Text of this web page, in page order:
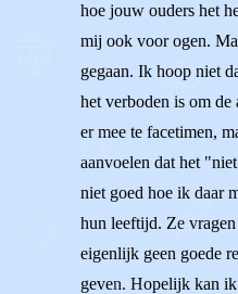
hoe jouw ouders het
mij ook voor ogen.
gegaan. Ik hoop niet
het verboden is om
er mee te facetimen,
aanvoelen dat het
niet goed hoe ik daar
hun leeftijd. Ze
eigenlijk geen goede
geven. Hopelijk kan